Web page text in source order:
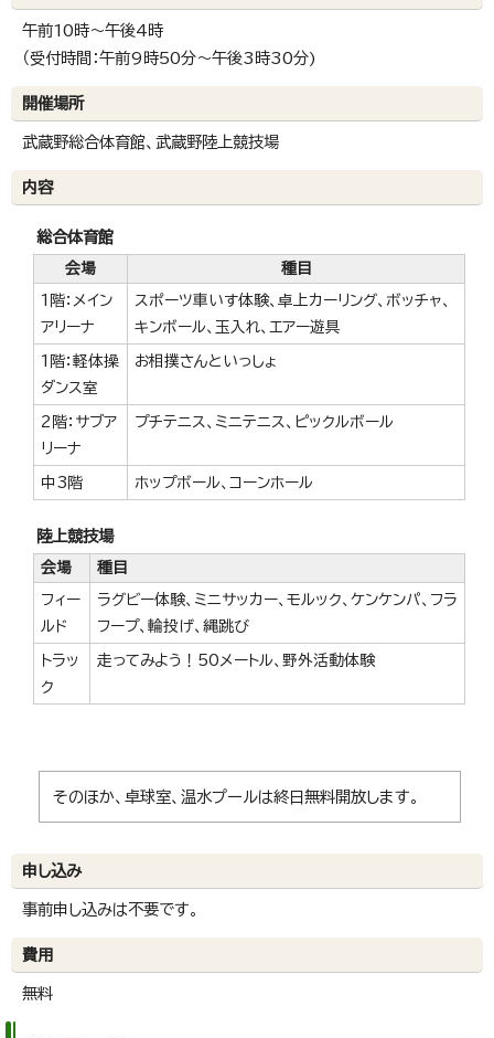
午前10時～午後4時
（受付時間：午前9時50分～午後3時30分)
開催場所
武蔵野総合体育館、武蔵野陸上競技場
内容
総合体育館
会場 種目
1階：メイン
アリーナ
スポーツ車いす体験、卓上カーリング、ボッチャ、
キンボール、玉入れ、エアー遊具
1階：軽体操
ダンス室
お相撲さんといっしょ
2階：サブア
リーナ
プチテニス、ミニテニス、ピックルボール
中3階 ホップボール、コーンホール
陸上競技場
会場 種目
フィー
ルド
ラグビー体験、ミニサッカー、モルック、ケンケンパ、フラ
フープ、輪投げ、縄跳び
トラッ
ク
走ってみよう！50メートル、野外活動体験
そのほか、卓球室、温水プールは終日無料開放します。
申し込み
事前申し込みは不要です。
費用
無料